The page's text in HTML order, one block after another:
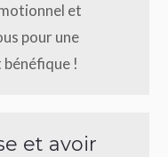
et
pour une
bénéfique !
et avoir